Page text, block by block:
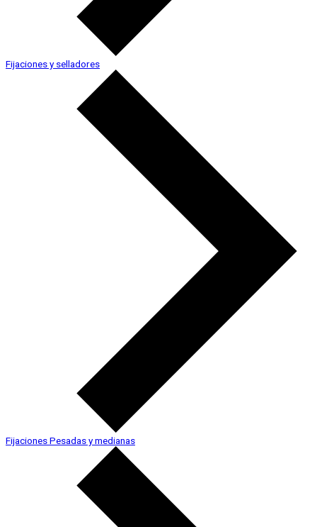
Fijaciones y selladores
Fijaciones Pesadas y medianas